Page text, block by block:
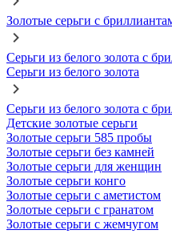
Золотые серьги с
Серьги из белого золота с
Серьги из белого золота
Серьги из белого золота с
Детские золотые серьги
Золотые серьги 585 пробы
Золотые серьги без камней
Золотые серьги для женщин
Золотые серьги конго
Золотые серьги с аметистом
Золотые серьги с гранатом
Золотые серьги с жемчугом